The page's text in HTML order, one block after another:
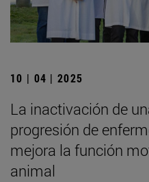
10 | 04 | 2025
La inactivación de
progresión de
mejora la función
animal